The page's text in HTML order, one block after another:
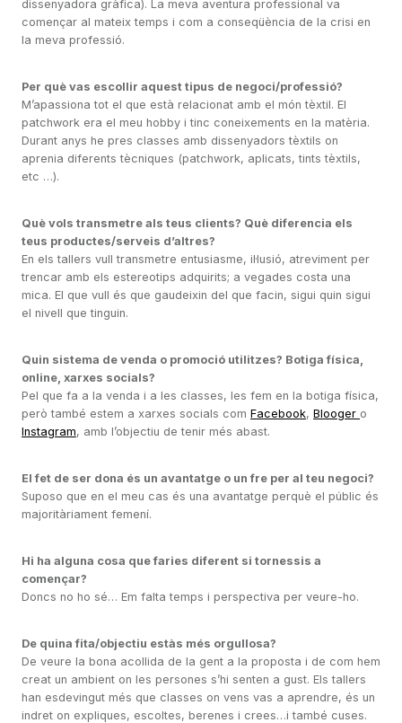
dissenyadora gràfica). La meva aventura professional va
començar al mateix temps i com a conseqüència de la crisi en
la meva professió.
Per què vas escollir aquest tipus de negoci/professió?
M’apassiona tot el que està relacionat amb el món tèxtil. El
patchwork era el meu hobby i tinc coneixements en la matèria.
Durant anys he pres classes amb dissenyadors tèxtils on
aprenia diferents tècniques (patchwork, aplicats, tints tèxtils,
etc …).
Què vols transmetre als teus clients? Què diferencia els
teus productes/serveis d’altres?
En els tallers vull transmetre entusiasme, il·lusió, atreviment per
trencar amb els estereotips adquirits; a vegades costa una
mica. El que vull és que gaudeixin del que facin, sigui quin sigui
el nivell que tinguin.
Quin sistema de venda o promoció utilitzes? Botiga física,
online, xarxes socials?
Pel que fa a la venda i a les classes, les fem en la botiga física,
però també estem a xarxes socials com Facebook, Blooger o
Instagram, amb l’objectiu de tenir més abast.
El fet de ser dona és un avantatge o un fre per al teu negoci?
Suposo que en el meu cas és una avantatge perquè el públic és
majoritàriament femení.
Hi ha alguna cosa que faries diferent si tornessis a
començar?
Doncs no ho sé… Em falta temps i perspectiva per veure-ho.
De quina fita/objectiu estàs més orgullosa?
De veure la bona acollida de la gent a la proposta i de com hem
creat un ambient on les persones s’hi senten a gust. Els tallers
han esdevingut més que classes on vens vas a aprendre, és un
indret on expliques, escoltes, berenes i crees…i també cuses.